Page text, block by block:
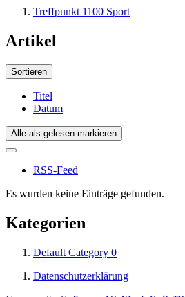
Treffpunkt 1100 Sport
Artikel
Sortieren
Titel
Datum
Alle als gelesen markieren
RSS-Feed
Es wurden keine Einträge gefunden.
Kategorien
Default Category 0
Datenschutzerklärung